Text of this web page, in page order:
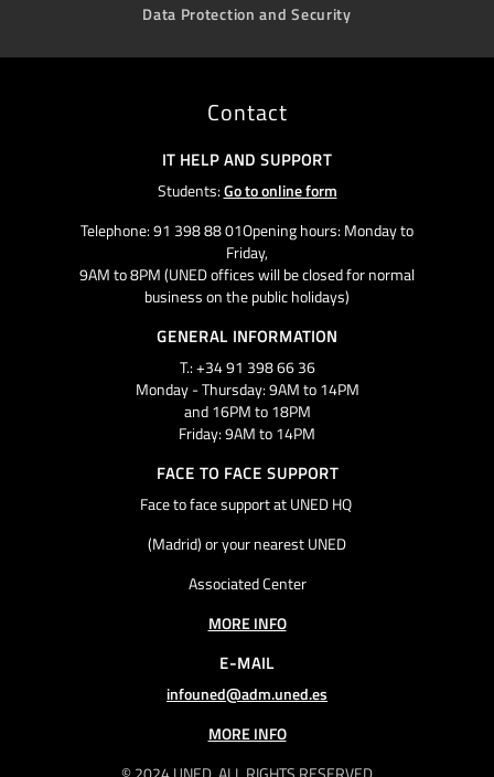
Data Protection and Security
Contact
IT HELP AND SUPPORT
Students:Go to online form
Telephone: 91 398 88 01Opening hours: Monday to
Friday,
9AM to 8PM (UNED offices will be closed for normal
business on the public holidays)
GENERAL INFORMATION
T.: +34 91 398 66 36
Monday - Thursday: 9AM to 14PM
and 16PM to 18PM
Friday: 9AM to 14PM
FACE TO FACE SUPPORT
Face to face support at UNED HQ
(Madrid) or your nearest UNED
Associated Center
MORE INFO
E-MAIL
infouned@adm.uned.es
MORE INFO